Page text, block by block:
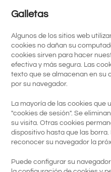
Galletas
Algunos de los sitios web
cookies no dañan su
cookies sirven para hacer
efectiva y más segura. Las
texto que se almacenan en su
por su navegador.
La mayoría de las cookies que
"cookies de sesión". Se
su visita. Otras cookies
dispositivo hasta que las
reconocer su navegador la
Puede configurar su